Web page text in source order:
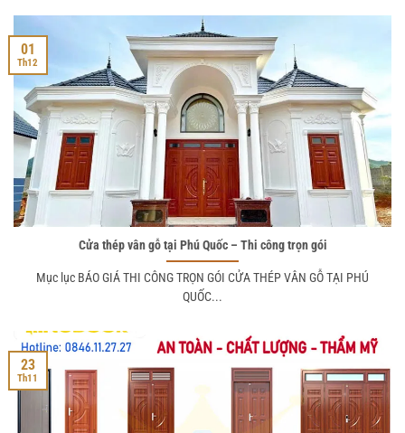
Cửa thép vân gỗ tại Phú Quốc – Thi công trọn gói
Mục lục BÁO GIÁ THI CÔNG TRỌN GÓI CỬA THÉP VÂN GỖ TẠI PHÚ
QUỐC...
01
Th12
23
Th11